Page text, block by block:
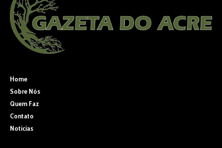
Home
Sobre Nós
Quem Faz
Contato
Noticias